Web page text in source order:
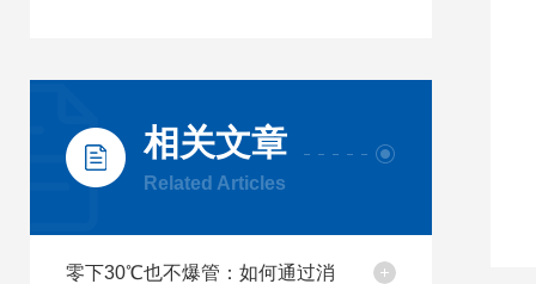
相关文章
Related Articles
零下30℃也不爆管：如何通过消